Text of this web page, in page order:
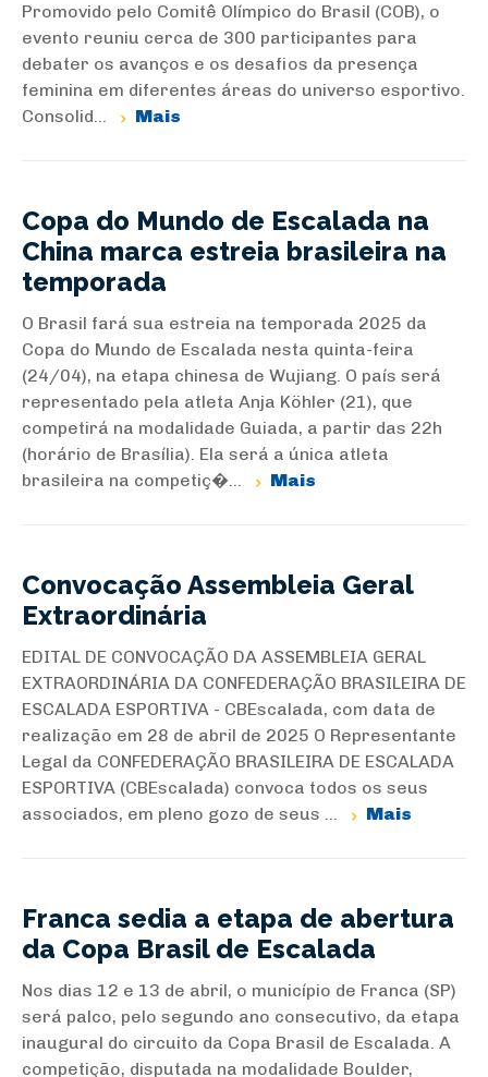
Promovido pelo Comitê Olímpico do Brasil (COB), o
evento reuniu cerca de 300 participantes para
debater os avanços e os desafios da presença
feminina em diferentes áreas do universo esportivo.
Consolid...
Mais
Copa do Mundo de Escalada na
China marca estreia brasileira na
temporada
O Brasil fará sua estreia na temporada 2025 da
Copa do Mundo de Escalada nesta quinta-feira
(24/04), na etapa chinesa de Wujiang. O país será
representado pela atleta Anja Köhler (21), que
competirá na modalidade Guiada, a partir das 22h
(horário de Brasília). Ela será a única atleta
brasileira na competiç�...
Mais
Convocação Assembleia Geral
Extraordinária
EDITAL DE CONVOCAÇÃO DA ASSEMBLEIA GERAL
EXTRAORDINÁRIA DA CONFEDERAÇÃO BRASILEIRA DE
ESCALADA ESPORTIVA - CBEscalada, com data de
realização em 28 de abril de 2025 O Representante
Legal da CONFEDERAÇÃO BRASILEIRA DE ESCALADA
ESPORTIVA (CBEscalada) convoca todos os seus
associados, em pleno gozo de seus ...
Mais
Franca sedia a etapa de abertura
da Copa Brasil de Escalada
Nos dias 12 e 13 de abril, o município de Franca (SP)
será palco, pelo segundo ano consecutivo, da etapa
inaugural do circuito da Copa Brasil de Escalada. A
competição, disputada na modalidade Boulder,